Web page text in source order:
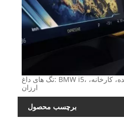
تگ های داغ: BMW i5، چین، سازنده، تامین کننده، کارخانه،
ارزان
برچسب محصول